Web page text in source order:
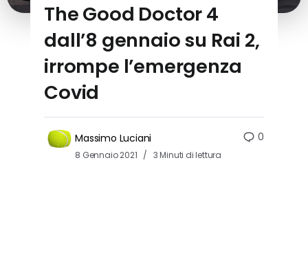
The Good Doctor 4
dall’8 gennaio su Rai 2,
irrompe l’emergenza
Covid
Massimo Luciani
8 Gennaio 2021 3 Minuti di lettura
0